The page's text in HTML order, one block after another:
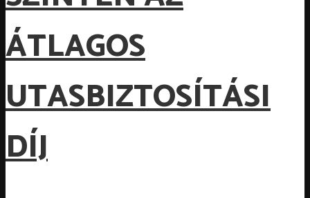
ÁTLAGOS
UTASBIZTOSÍTÁSI
DÍJ